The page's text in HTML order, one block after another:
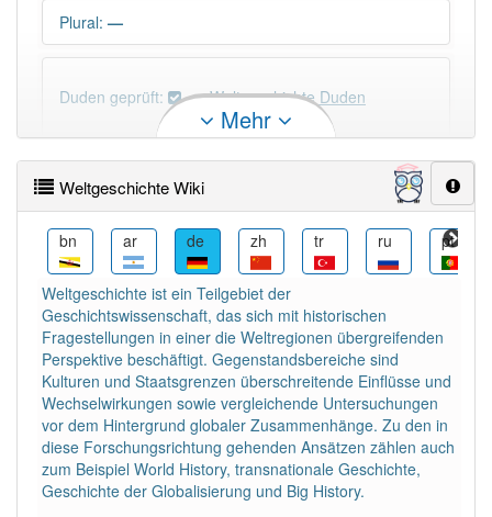
Plural: —
Duden geprüft: Weltgeschichte Duden
PowerIndex:3
Häufigkeit: 4 von 10
Wörter mit Endung-weltgeschichte: 1
Wörter mit Endung-weltgeschichteaber mit einem
anderen Artikeldie: 0
93% unserer Spielapp-Nutzer haben den Artikel
korrekt erraten.
Mehr
Weltgeschichte Wiki
bn ar de zh tr ru pt
Weltgeschichte ist ein Teilgebiet der
Geschichtswissenschaft, das sich mit historischen
Fragestellungen in einer die Weltregionen übergreifenden
Perspektive beschäftigt. Gegenstandsbereiche sind
Kulturen und Staatsgrenzen überschreitende Einflüsse und
Wechselwirkungen sowie vergleichende Untersuchungen
vor dem Hintergrund globaler Zusammenhänge. Zu den in
diese Forschungsrichtung gehenden Ansätzen zählen auch
zum Beispiel World History, transnationale Geschichte,
Geschichte der Globalisierung und Big History.